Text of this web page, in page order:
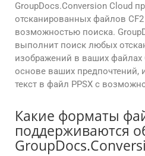
GroupDocs.Conversion Cloud
отсканированных файлов
возможностью поиска.
выполнит поиск любых
изображений в ваших файлах
основе ваших предпочтений,
текст в файл PPSX с
Какие форматы
поддерживаются